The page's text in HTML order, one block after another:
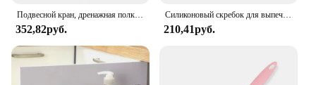
Подвесной кран, дренажная полка для кухонной раковины, держатель для раковины в ванной, стеллаж для хранения, полка-органайзер, кухонные аксессуары
352,82руб.
Силиконовый скребок для выпечки, антипригарный шпатель для масла, нейлоновый расширитель шоколада, термостойкие кухонные Кондитерские инструменты
210,41руб.